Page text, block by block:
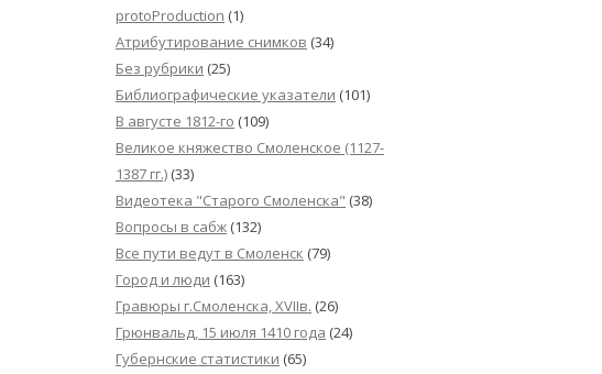
protoProduction (1)
Атрибутирование снимков (34)
Без рубрики (25)
Библиографические указатели (101)
В августе 1812-го (109)
Великое княжество Смоленское (1127-
1387 гг.) (33)
Видеотека "Cтарого Смоленска" (38)
Вопросы в сабж (132)
Все пути ведут в Смоленск (79)
Город и люди (163)
Гравюры г.Смоленска, XVIIв. (26)
Грюнвальд, 15 июля 1410 года (24)
Губернские статистики (65)